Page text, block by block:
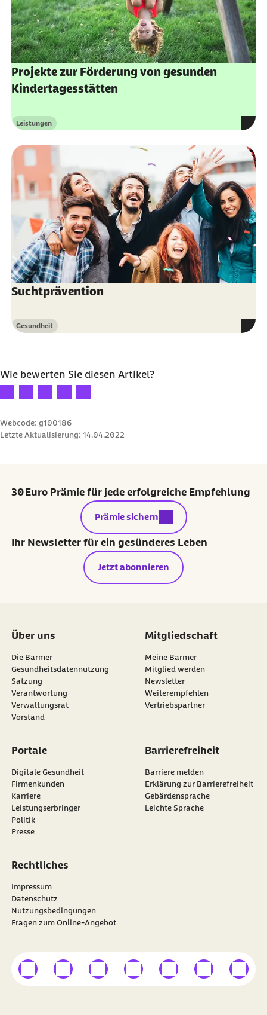
Projekte zur Förderung von gesunden
Kindertagesstätten
Kategorie
Leistungen
Suchtprävention
Kategorie
Gesundheit
Wie bewerten Sie diesen Artikel?
Ihre Bewertung: 1 Stern
Ihre Bewertung: 2 Sterne
Ihre Bewertung: 3 Sterne
Ihre Bewertung: 4 Sterne
Ihre Bewertung: 5 Sterne
Webcode: g100186
Letzte Aktualisierung: 14.04.2022
30 Euro Prämie für jede erfolgreiche Empfehlung
externer Link:
Prämie sichern
Ihr Newsletter für ein gesünderes Leben
Jetzt abonnieren
Über uns
Die Barmer
Gesundheitsdatennutzung
Satzung
Verantwortung
Verwaltungsrat
Vorstand
Mitgliedschaft
Meine Barmer
Mitglied werden
Newsletter
externer Link:
Weiterempfehlen
Vertriebspartner
Portale
Digitale Gesundheit
Firmenkunden
Karriere
Leistungserbringer
Politik
Presse
Barrierefreiheit
Barriere melden
Erklärung zur Barrierefreiheit
Gebärdensprache
Leichte Sprache
Rechtliches
Impressum
Datenschutz
Nutzungsbedingungen
Fragen zum Online-Angebot
Besuchen Sie dieBARMER auf
externer Linkexterner Linkexterner Linkexterner Linkexterner Linkexterner Link